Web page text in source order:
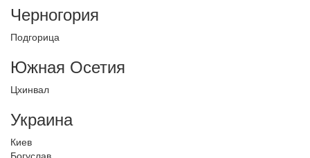
Черногория
Подгорица
Южная Осетия
Цхинвал
Украина
Киев
Богуслав